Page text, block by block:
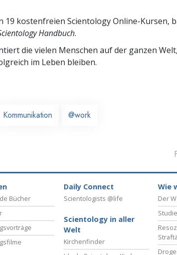
19 kostenfreien Scientology Online-Kursen,
Handbuch.
die vielen Menschen auf der ganzen
im Leben bleiben.
Kommunikation @work
Bücher
Daily Connect
Scientologists @life
Scientology in aller
Welt
Kirchenfinder
Wie
Der